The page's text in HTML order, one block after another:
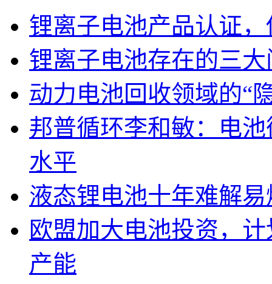
锂离子电池产品认证
锂离子电池存在的三大
动力电池回收领域的“
邦普循环李和敏：电
水平
液态锂电池十年难解
欧盟加大电池投资，
产能